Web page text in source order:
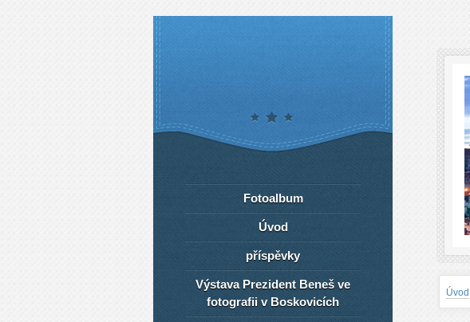
Úvod
Fotoalbum
Úvod
příspěvky
Výstava Prezident Beneš ve
fotografii v Boskovicích